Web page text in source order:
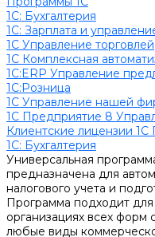
1C: Бухгалтерия
1С: Зарплата и
1С Управление торговлей
1С Комплексная
1С:ERP Управление
1С:Розница
1С Управление нашей
1С Предприятие 8
Клиентские лицензии
1C: Бухгалтерия
Универсальная
предназначена для
налогового учета и
Программа подходит
организациях всех
любые виды